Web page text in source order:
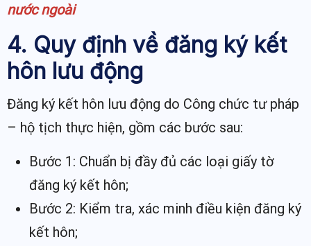
nước ngoài
4. Quy định về đăng ký kết
hôn lưu động
Đăng ký kết hôn lưu động do Công chức tư pháp
– hộ tịch thực hiện, gồm các bước sau:
Bước 1: Chuẩn bị đầy đủ các loại giấy tờ
đăng ký kết hôn;
Bước 2: Kiểm tra, xác minh điều kiện đăng ký
kết hôn;